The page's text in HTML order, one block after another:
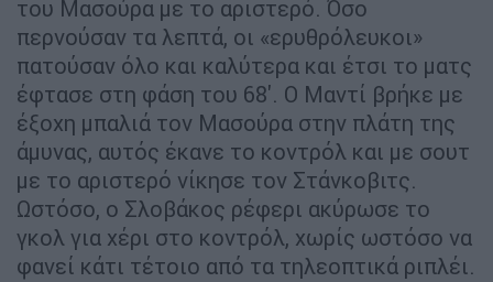
του Μασούρα με το αριστερό. Όσο
περνούσαν τα λεπτά, οι «ερυθρόλευκοι»
πατούσαν όλο και καλύτερα και έτσι το ματς
έφτασε στη φάση του 68'. Ο Μαντί βρήκε με
έξοχη μπαλιά τον Μασούρα στην πλάτη της
άμυνας, αυτός έκανε το κοντρόλ και με σουτ
με το αριστερό νίκησε τον Στάνκοβιτς.
Ωστόσο, ο Σλοβάκος ρέφερι ακύρωσε το
γκολ για χέρι στο κοντρόλ, χωρίς ωστόσο να
φανεί κάτι τέτοιο από τα τηλεοπτικά ριπλέι.